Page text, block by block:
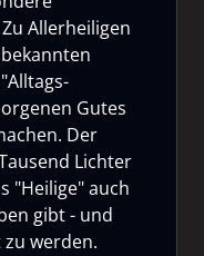
Allerheiligen
Gutes
Der
Lichter
"Heilige" auch
gibt - und
werden.